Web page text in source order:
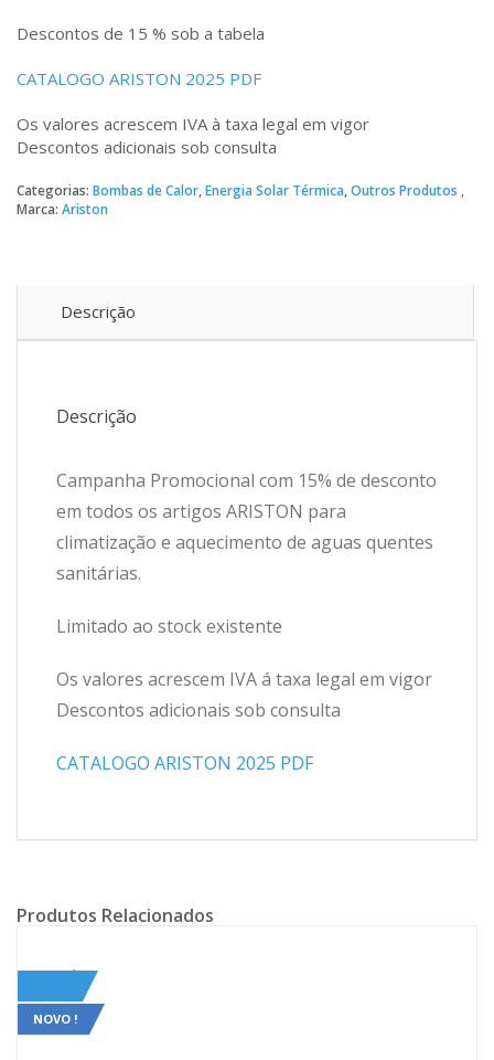
Descontos de 15 % sob a tabela
CATALOGO ARISTON 2025 PDF
Os valores acrescem IVA à taxa legal em vigor
Descontos adicionais sob consulta
Categorias: Bombas de Calor,Energia Solar Térmica,Outros Produtos
Marca: Ariston
Descrição
Descrição
Campanha Promocional com 15% de desconto
em todos os artigos ARISTON para
climatização e aquecimento de aguas quentes
sanitárias.
Limitado ao stock existente
Os valores acrescem IVA á taxa legal em vigor
Descontos adicionais sob consulta
CATALOGO ARISTON 2025 PDF
Produtos Relacionados
Sale!
NOVO !